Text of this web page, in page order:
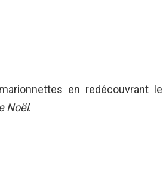
en redécouvrant le
Noël.